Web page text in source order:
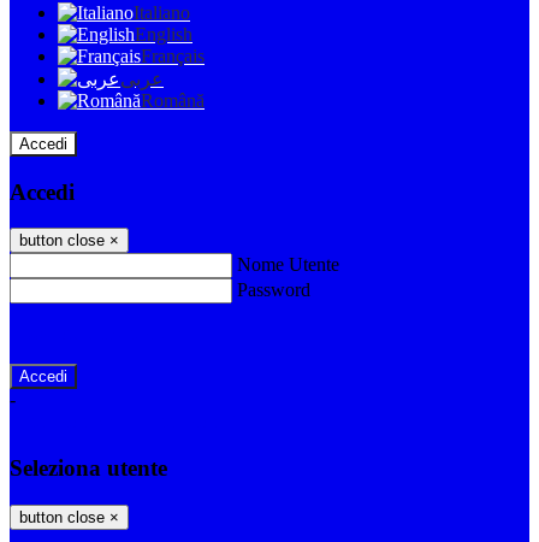
Italiano
English
Français
عربى
Română
Accedi
Accedi
button close ×
Nome Utente
Password
-
Seleziona utente
button close ×